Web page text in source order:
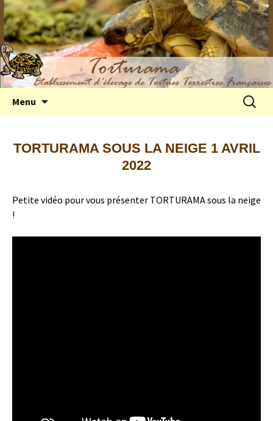
Elevage de tortues terrestres françaises
Hermann
Menu
TORTURAMA SOUS LA NEIGE 1 AVRIL
2022
Petite vidéo pour vous présenter TORTURAMA sous la neige
!